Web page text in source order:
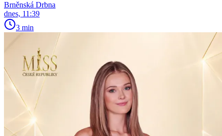
Brněnská Drbna
dnes, 11:39
3 min